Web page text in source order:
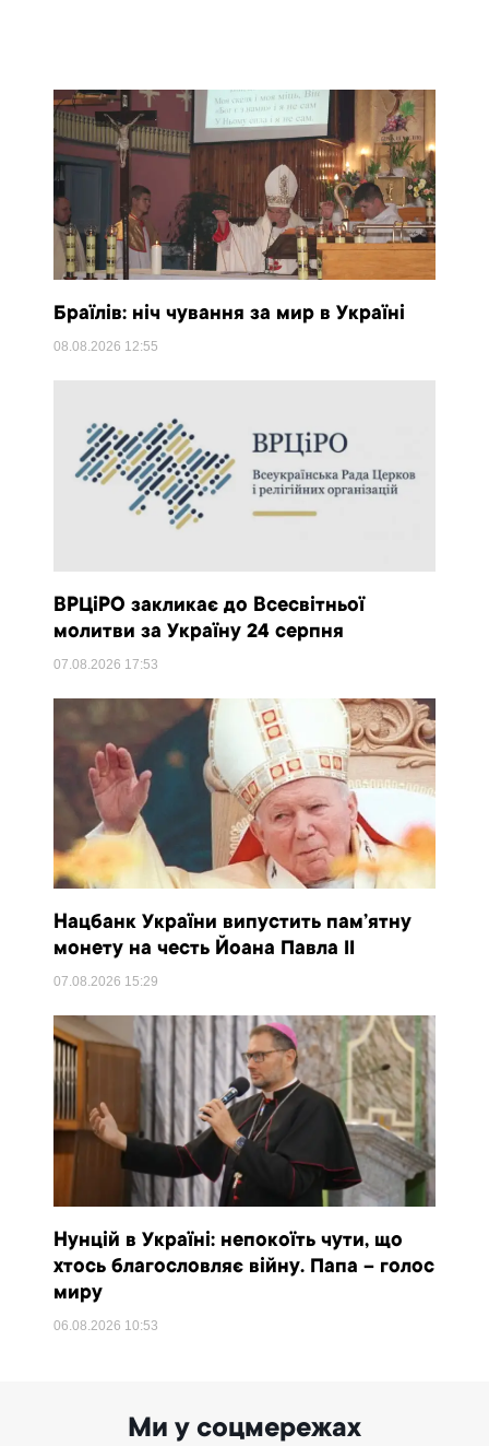
Браїлів: ніч чування за мир в Україні
08.08.2026 12:55
ВРЦіРО закликає до Всесвітньої
молитви за Україну 24 серпня
07.08.2026 17:53
Нацбанк України випустить пам’ятну
монету на честь Йоана Павла II
07.08.2026 15:29
Нунцій в Україні: непокоїть чути, що
хтось благословляє війну. Папа – голос
миру
06.08.2026 10:53
Ми у соцмережах